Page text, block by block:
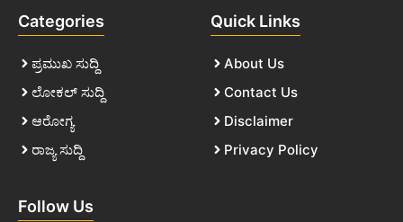
Categories
ಪ್ರಮುಖ ಸುದ್ದಿ
ಲೋಕಲ್ ಸುದ್ದಿ
ಆರೋಗ್ಯ
ರಾಜ್ಯ ಸುದ್ದಿ
Quick Links
About Us
Contact Us
Disclaimer
Privacy Policy
Follow Us